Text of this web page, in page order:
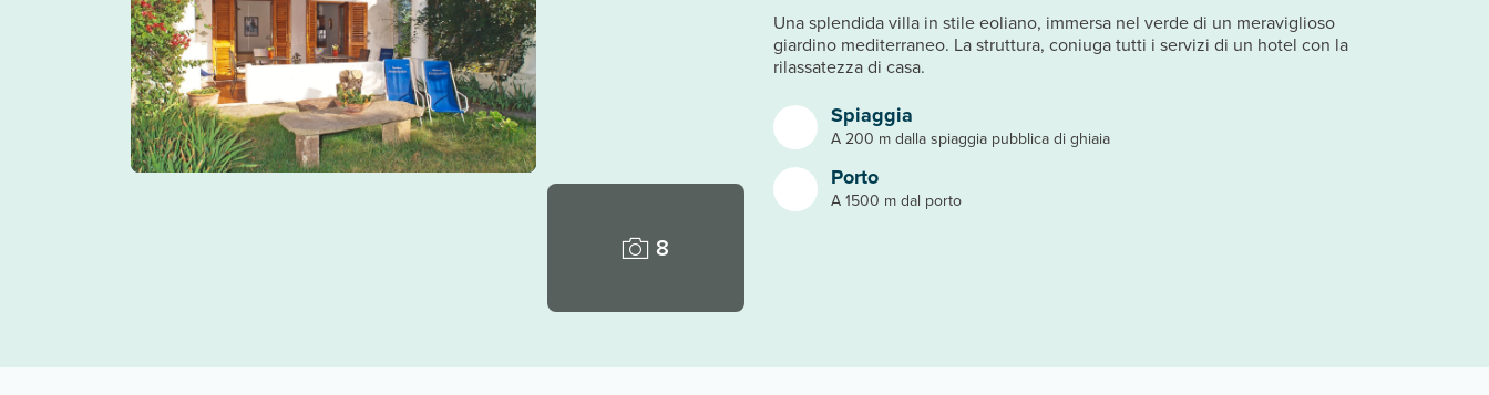
8
Spiaggia
A 200 m dalla spiaggia pubblica di ghiaia
Porto
A 1500 m dal porto
Una splendida villa in stile eoliano, immersa nel verde di un meraviglioso
giardino mediterraneo. La struttura, coniuga tutti i servizi di un hotel con la
rilassatezza di casa.